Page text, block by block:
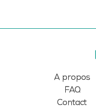
A propos
FAQ
Contact